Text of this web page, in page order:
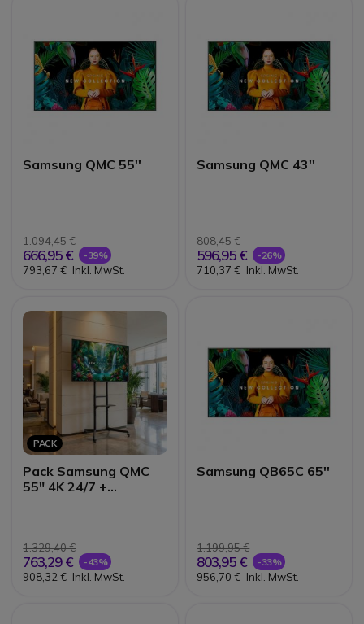
Samsung QMC 55''
1.094,45 €
666,95 € -39%
793,67 € Inkl. MwSt.
Samsung QMC 43''
808,45 €
596,95 € -26%
710,37 € Inkl. MwSt.
PACK
Pack Samsung QMC
55" 4K 24/7 +
1.329,40 €
763,29 € -43%
908,32 € Inkl. MwSt.
Samsung QB65C 65''
1.199,95 €
803,95 € -33%
956,70 € Inkl. MwSt.